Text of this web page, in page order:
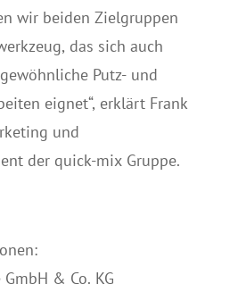
wir beiden Zielgruppen
das sich auch
Putz- und
eignet“, erklärt Frank
und
der quick-mix Gruppe.
& Co. KG